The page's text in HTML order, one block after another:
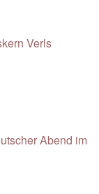
Verls
Abend im